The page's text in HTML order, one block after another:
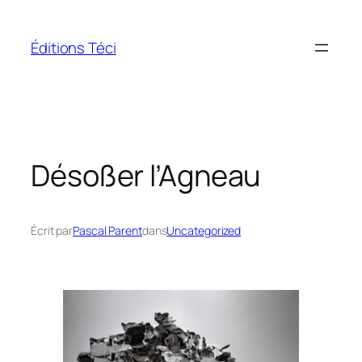
contenu
Éditions Téci
Désoßer l’Agneau
Écrit parPascal ParentdansUncategorized